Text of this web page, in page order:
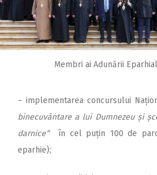
Membri ai Adunării
– implementarea concursului
binecuvântare a lui Dumnezeu și
darnice“
în cel puțin 100 de
eparhie);